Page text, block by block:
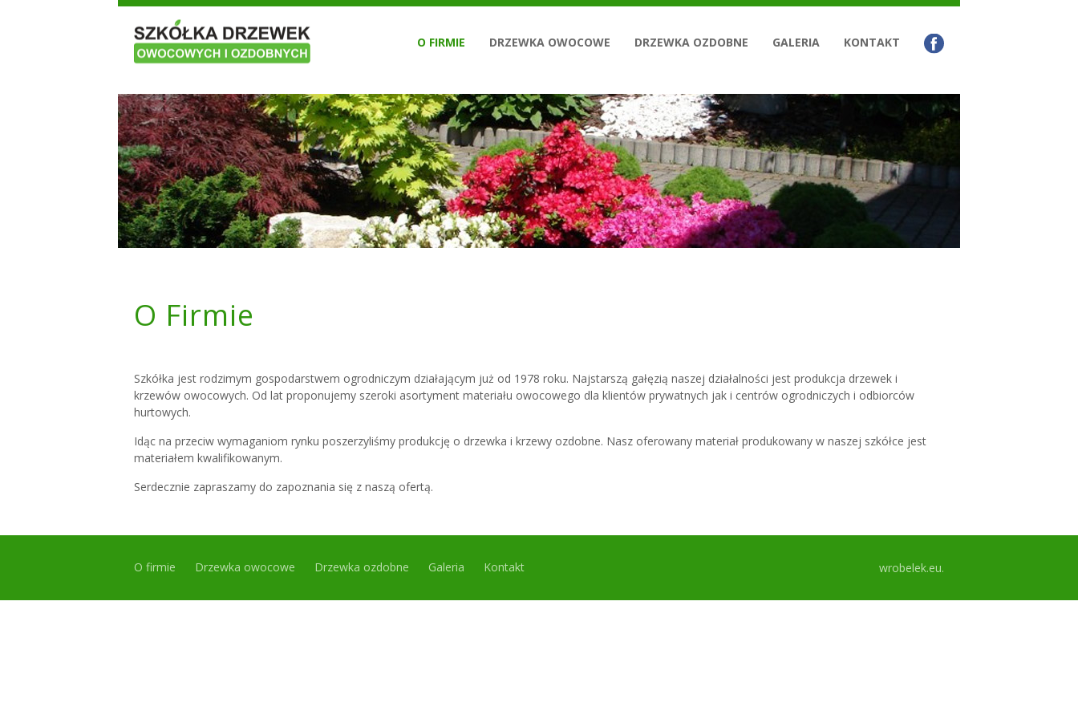
O FIRMIE DRZEWKA OWOCOWE DRZEWKA OZDOBNE GALERIA KONTAKT
O Firmie
Szkółka jest rodzimym gospodarstwem ogrodniczym działającym już od 1978 roku. Najstarszą gałęzią naszej działalności jest produkcja drzewek i
krzewów owocowych. Od lat proponujemy szeroki asortyment materiału owocowego dla klientów prywatnych jak i centrów ogrodniczych i odbiorców
hurtowych.
Idąc na przeciw wymaganiom rynku poszerzyliśmy produkcję o drzewka i krzewy ozdobne. Nasz oferowany materiał produkowany w naszej szkółce jest
materiałem kwalifikowanym.
Serdecznie zapraszamy do zapoznania się z naszą ofertą.
wrobelek.eu.
O firmie Drzewka owocowe Drzewka ozdobne Galeria Kontakt